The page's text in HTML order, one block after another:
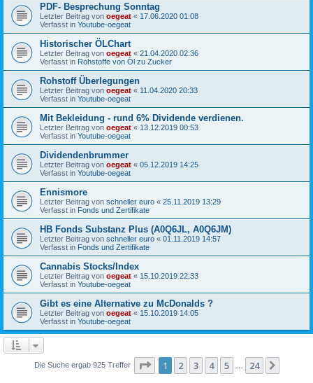
PDF- Besprechung Sonntag
Letzter Beitrag von oegeat « 17.06.2020 01:08
Verfasst in Youtube-oegeat
Historischer ÖLChart
Letzter Beitrag von oegeat « 21.04.2020 02:36
Verfasst in Rohstoffe von Öl zu Zucker
Rohstoff Überlegungen
Letzter Beitrag von oegeat « 11.04.2020 20:33
Verfasst in Youtube-oegeat
Mit Bekleidung - rund 6% Dividende verdienen.
Letzter Beitrag von oegeat « 13.12.2019 00:53
Verfasst in Youtube-oegeat
Dividendenbrummer
Letzter Beitrag von oegeat « 05.12.2019 14:25
Verfasst in Youtube-oegeat
Ennismore
Letzter Beitrag von schneller euro « 25.11.2019 13:29
Verfasst in Fonds und Zertifikate
HB Fonds Substanz Plus (A0Q6JL, A0Q6JM)
Letzter Beitrag von schneller euro « 01.11.2019 14:57
Verfasst in Fonds und Zertifikate
Cannabis Stocks/Index
Letzter Beitrag von oegeat « 15.10.2019 22:33
Verfasst in Youtube-oegeat
Gibt es eine Alternative zu McDonalds ?
Letzter Beitrag von oegeat « 15.10.2019 14:05
Verfasst in Youtube-oegeat
Die Suche ergab 925 Treffer Seite 1von 24
1 2 3 4 5 24